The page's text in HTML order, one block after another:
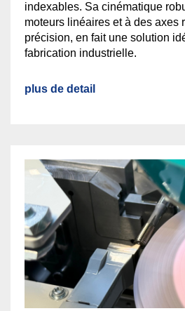
indexables. Sa cinématique
moteurs linéaires et à des axes
précision, en fait une solution
fabrication industrielle.
plus de detail